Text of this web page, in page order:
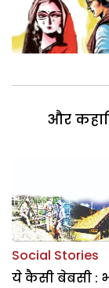
और
Social Stories
ये कैसी बेबसी :